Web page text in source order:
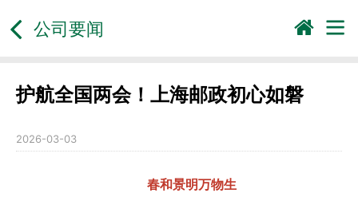
公司要闻
护航全国两会！上海邮政初心如磐
2026-03-03
春和景明万物生